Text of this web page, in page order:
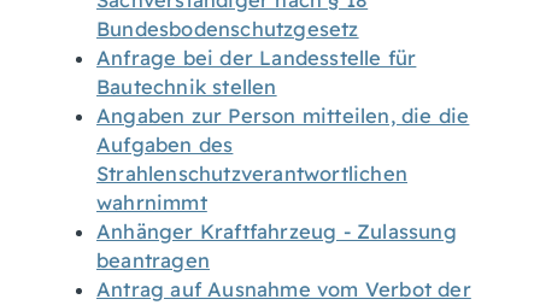
Bundesbodenschutzgesetz
Anfrage bei der Landesstelle für
Bautechnik stellen
Angaben zur Person mitteilen, die die
Aufgaben des
Strahlenschutzverantwortlichen
wahrnimmt
Anhänger Kraftfahrzeug - Zulassung
beantragen
Antrag auf Ausnahme vom Verbot der